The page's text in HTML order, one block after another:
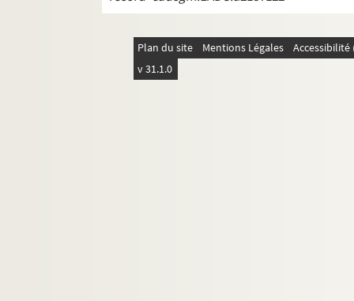
Plan du site Mentions Légales
v 31.1.0